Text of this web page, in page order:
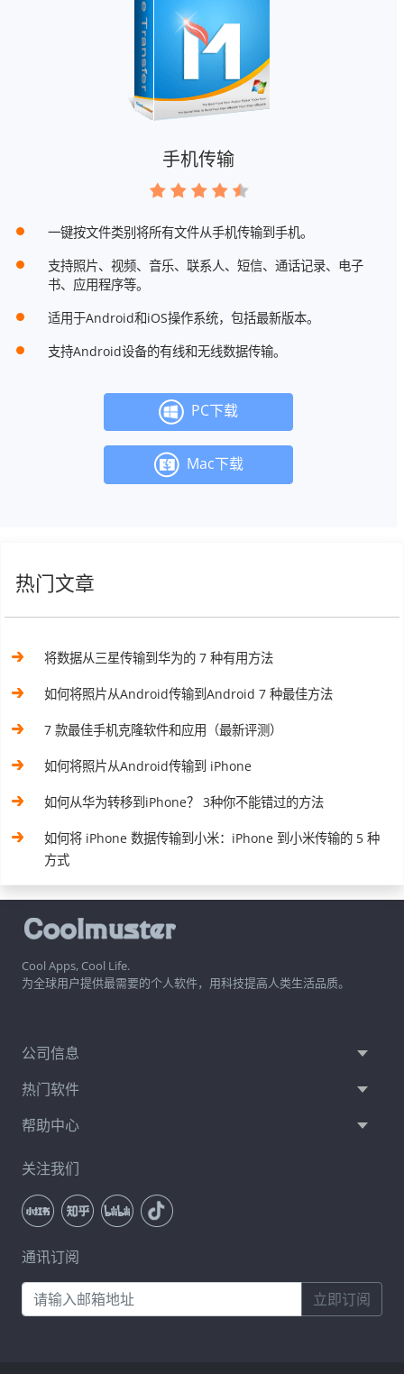
手机传输
一键按文件类别将所有文件从手机传输到手机。
支持照片、视频、音乐、联系人、短信、通话记录、电子
书、应用程序等。
适用于Android和iOS操作系统，包括最新版本。
支持Android设备的有线和无线数据传输。
PC下载
Mac下载
热门文章
将数据从三星传输到华为的 7 种有用方法
如何将照片从Android传输到Android 7 种最佳方法
7 款最佳手机克隆软件和应用（最新评测）
如何将照片从Android传输到 iPhone
如何从华为转移到iPhone？ 3种你不能错过的方法
如何将 iPhone 数据传输到小米：iPhone 到小米传输的 5 种
方式
Cool Apps, Cool Life.
为全球用户提供最需要的个人软件，用科技提高人类生活品质。
公司信息
热门软件
帮助中心
关注我们
通讯订阅
立即订阅